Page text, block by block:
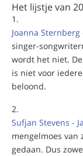
Het lijstje van
Joanna Sternberg
singer-
wordt het niet.
is niet voor
beloond.
Sufjan Stevens -
mengelmoes van
gedaan. Dus